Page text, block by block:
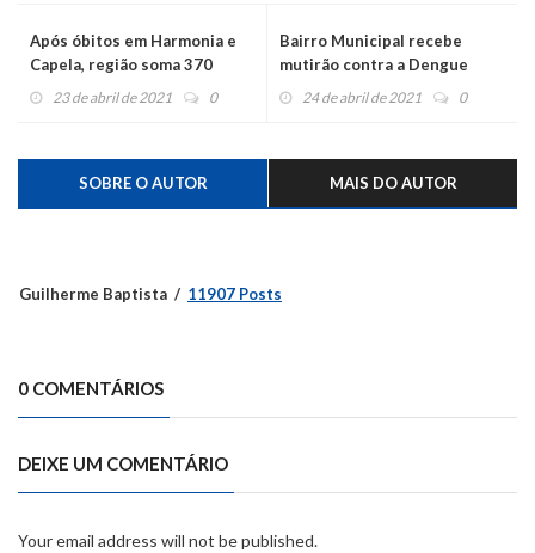
Após óbitos em Harmonia e
Capela, região soma 370
mortes
23 de abril de 2021 0
Bairro Municipal recebe
mutirão contra a Dengue
24 de abril de 2021 0
SOBRE O AUTOR MAIS DO AUTOR
Guilherme Baptista 11907 Posts
0 COMENTÁRIOS
DEIXE UM COMENTÁRIO
Your email address will not be published.